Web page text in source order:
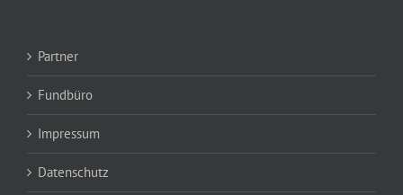
Partner
Fundbüro
Impressum
Datenschutz